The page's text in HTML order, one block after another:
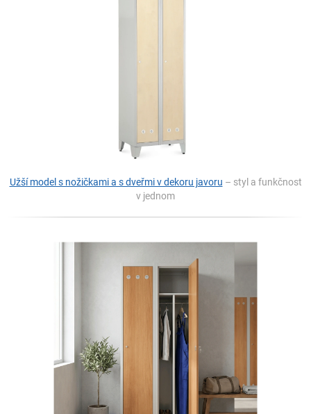
Užší model s nožičkami a s dveřmi v dekoru javoru – styl a funkčnost
v jednom